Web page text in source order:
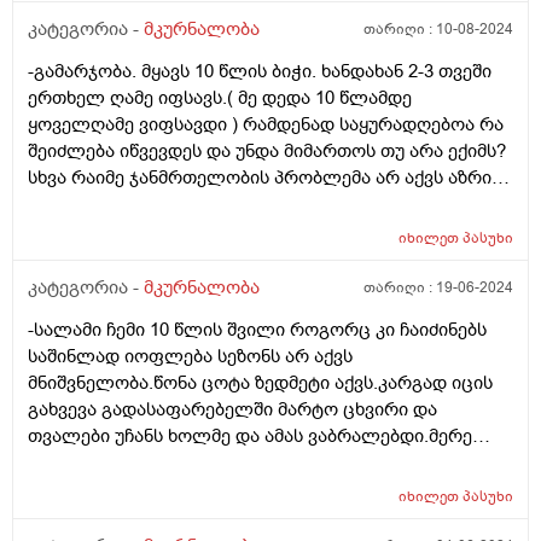
კატეგორია - მკურნალობა თარიღი : 10-08-2024
-გამარჯობა. მყავს 10 წლის ბიჭი. ხანდახან 2-3 თვეში
ერთხელ ღამე იფსავს.( მე დედა 10 წლამდე
ყოველღამე ვიფსავდი ) რამდენად საყურადღებოა რა
შეიძლება იწვევდეს და უნდა მიმართოს თუ არა ექიმს?
სხვა რაიმე ჯანმრთელობის პრობლემა არ აქვს აზრის
შეიძლება გენეტიკური იყოს? მე ყოველდღე მქონდა ეგ
მაინც დისკომფორტს უქმნის
იხილეთპასუხი
კატეგორია - მკურნალობა თარიღი : 19-06-2024
-სალამი ჩემი 10 წლის შვილი როგორც კი ჩაიძინებს
საშინლად იოფლება სეზონს არ აქვს
მნიშვნელობა.წონა ცოტა ზედმეტი აქვს.კარგად იცის
გახვევა გადასაფარებელში მარტო ცხვირი და
თვალები უჩანს ხოლმე და ამას ვაბრალებდი.მერე
იხილეთპასუხი